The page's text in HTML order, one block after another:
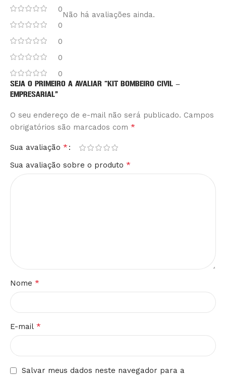
0
0
0
0
0
Não há avaliações ainda.
SEJA O PRIMEIRO A AVALIAR “KIT BOMBEIRO CIVIL –
EMPRESARIAL”
O seu endereço de e-mail não será publicado. Campos
obrigatórios são marcados com *
Sua avaliação *
Sua avaliação sobre o produto *
Nome *
E-mail *
Salvar meus dados neste navegador para a
Alternative: